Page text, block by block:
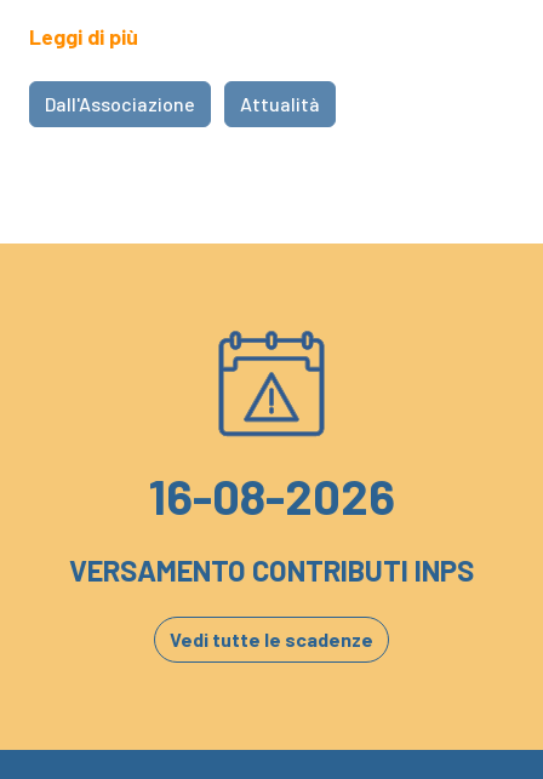
Leggi di più
Dall'Associazione Attualità
16-08-2026
VERSAMENTO CONTRIBUTI INPS
Vedi tutte le scadenze